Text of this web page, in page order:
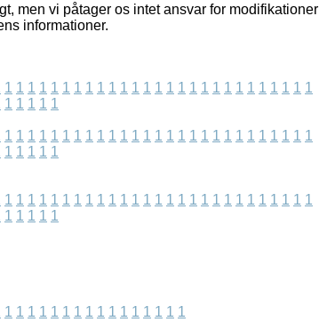
men vi påtager os intet ansvar for modifikationer
informationer.
1 1 1 1 1 1 1 1 1 1 1 1 1 1 1 1 1 1 1 1 1 1 1 1 1 1 1
1 1 1 1 1
1 1 1 1 1 1 1 1 1 1 1 1 1 1 1 1 1 1 1 1 1 1 1 1 1 1 1
1 1 1 1 1
1 1 1 1 1 1 1 1 1 1 1 1 1 1 1 1 1 1 1 1 1 1 1 1 1 1 1
1 1 1 1 1
1 1 1 1 1 1 1 1 1 1 1 1 1 1 1 1